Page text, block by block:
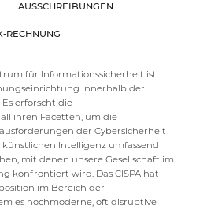
AUSSCHREIBUNGEN
RECHNUNG
für Informationssicherheit ist
innerhalb der
erforscht die
ihren Facetten, um die
der Cybersicherheit
Intelligenz umfassend
mit denen unsere Gesellschaft im
konfrontiert wird. Das CISPA hat
im Bereich der
es hochmoderne, oft disruptive